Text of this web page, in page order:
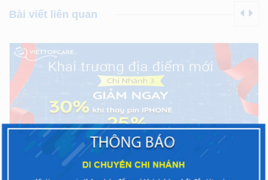
Bài viết liên quan
08/09/2019
Mừng khai trương địa điểm mới Chi nhánh 3 – Ưu đãi